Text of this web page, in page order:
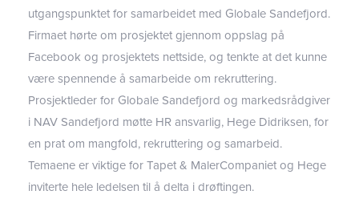
utgangspunktet for samarbeidet med Globale Sandefjord.
Firmaet hørte om prosjektet gjennom oppslag på
Facebook og prosjektets nettside, og tenkte at det kunne
være spennende å samarbeide om rekruttering.
Prosjektleder for Globale Sandefjord og markedsrådgiver
i NAV Sandefjord møtte HR ansvarlig, Hege Didriksen, for
en prat om mangfold, rekruttering og samarbeid.
Temaene er viktige for Tapet & MalerCompaniet og Hege
inviterte hele ledelsen til å delta i drøftingen.